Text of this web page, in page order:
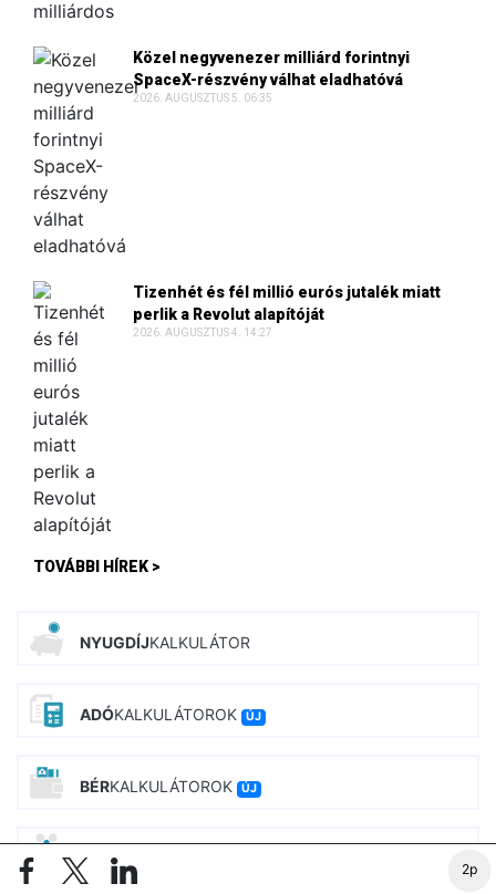
2p
Közel negyvenezer milliárd forintnyi
SpaceX-részvény válhat eladhatóvá
2026. AUGUSZTUS 5. 06:35
Tizenhét és fél millió eurós jutalék miatt
perlik a Revolut alapítóját
2026. AUGUSZTUS 4. 14:27
TOVÁBBI HÍREK >
NYUGDÍJKALKULÁTOR
ADÓKALKULÁTOROK ÚJ
BÉRKALKULÁTOROK ÚJ
CSALÁD